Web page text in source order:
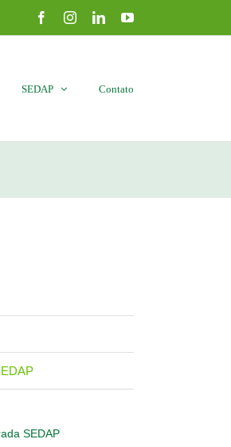
FacebookInstagramLinkedInYouTube
SEDAP Contato
SEDAP